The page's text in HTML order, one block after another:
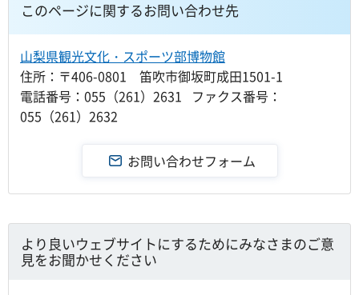
このページに関するお問い合わせ先
山梨県観光文化・スポーツ部博物館
住所：〒406-0801 笛吹市御坂町成田1501-1
電話番号：055（261）2631 ファクス番号：
055（261）2632
より良いウェブサイトにするためにみなさまのご意
見をお聞かせください